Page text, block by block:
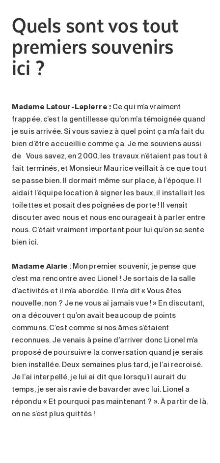
Quels sont vos tout
premiers souvenirs
ici ?
Madame Latour-Lapierre :Ce qui m’a vraiment
frappée, c’est la gentillesse qu’on m’a témoignée quand
je suis arrivée. Si vous saviez à quel point ça m’a fait du
bien d’être accueillie comme ça. Je me souviens aussi
de Vous savez, en 2000, les travaux n’étaient pas tout à
fait terminés, et Monsieur Maurice veillait à ce que tout
se passe bien. Il dormait même sur place, à l’époque. Il
aidait l’équipe location à signer les baux, il installait les
toilettes et posait des poignées de porte ! Il venait
discuter avec nous et nous encourageait à parler entre
nous. C’était vraiment important pour lui qu’on se sente
bien ici.
Madame Alarie : Mon premier souvenir, je pense que
c’est ma rencontre avec Lionel ! Je sortais de la salle
d’activités et il m’a abordée. Il m’a dit « Vous êtes
nouvelle, non ? Je ne vous ai jamais vue ! » En discutant,
on a découvert qu’on avait beaucoup de points
communs. C’est comme si nos âmes s’étaient
reconnues. Je venais à peine d’arriver donc Lionel m’a
proposé de poursuivre la conversation quand je serais
bien installée. Deux semaines plus tard, je l’ai recroisé.
Je l’ai interpellé, je lui ai dit que lorsqu’il aurait du
temps, je serais ravie de bavarder avec lui. Lionel a
répondu « Et pourquoi pas maintenant ? ». À partir de là,
on ne s’est plus quittés !